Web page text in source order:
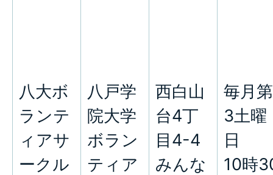
八大ボ
ランテ
ィアサ
ークル
八戸学
院大学
ボラン
ティア
西白山
台4丁
目4-4
みんな
毎月第
3土曜
日
10時